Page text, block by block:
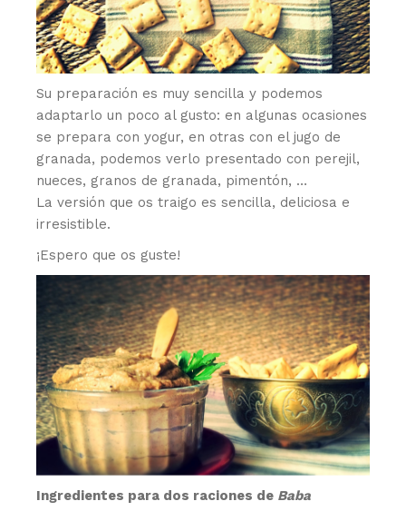
Su preparación es muy sencilla y podemos
adaptarlo un poco al gusto: en algunas ocasiones
se prepara con yogur, en otras con el jugo de
granada, podemos verlo presentado con perejil,
nueces, granos de granada, pimentón, …
La versión que os traigo es sencilla, deliciosa e
irresistible.
¡Espero que os guste!
Ingredientes para dos raciones de Baba